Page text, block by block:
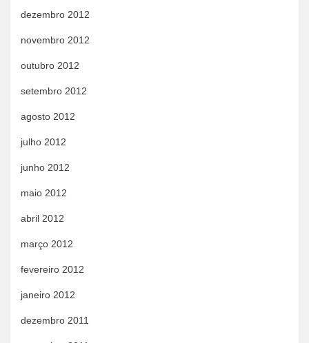
dezembro 2012
novembro 2012
outubro 2012
setembro 2012
agosto 2012
julho 2012
junho 2012
maio 2012
abril 2012
março 2012
fevereiro 2012
janeiro 2012
dezembro 2011